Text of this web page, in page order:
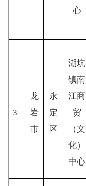
心
3
龙
岩
市
永
定
区
湖坑
镇南
江商
贸
（文
化）
中心